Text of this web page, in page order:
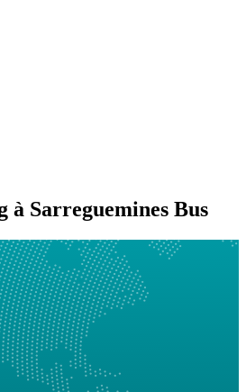
à Sarreguemines Bus